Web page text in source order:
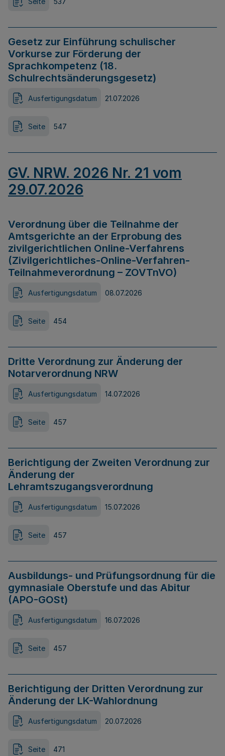
Gesetz zur Einführung schulischer
Vorkurse zur Förderung der
Sprachkompetenz (18.
Schulrechtsänderungsgesetz)
Ausfertigungsdatum 21.07.2026
Seite 547
GV. NRW. 2026 Nr. 21 vom
29.07.2026
Verordnung über die Teilnahme der
Amtsgerichte an der Erprobung des
zivilgerichtlichen Online-Verfahrens
(Zivilgerichtliches-Online-Verfahren-
Teilnahmeverordnung – ZOVTnVO)
Ausfertigungsdatum 08.07.2026
Seite 454
Dritte Verordnung zur Änderung der
Notarverordnung NRW
Ausfertigungsdatum 14.07.2026
Seite 457
Berichtigung der Zweiten Verordnung zur
Änderung der
Lehramtszugangsverordnung
Ausfertigungsdatum 15.07.2026
Seite 457
Ausbildungs- und Prüfungsordnung für die
gymnasiale Oberstufe und das Abitur
(APO-GOSt)
Ausfertigungsdatum 16.07.2026
Seite 457
Berichtigung der Dritten Verordnung zur
Änderung der LK-Wahlordnung
Ausfertigungsdatum 20.07.2026
Seite 471